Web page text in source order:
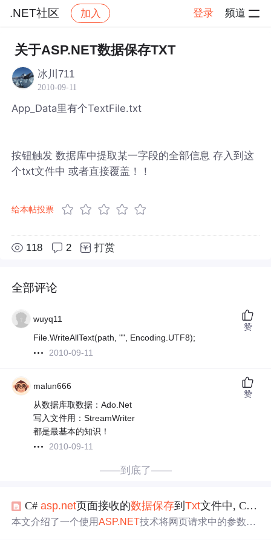
.NET社区 加入 登录 频道
社区 .NET社区 帖子详情
关于ASP.NET数据保存TXT
冰川711
2010-09-11
App_Data里有个TextFile.txt
按钮触发 数据库中提取某一字段的全部信息 存入到这
个txt文件中 或者直接覆盖！！
给本帖投票
118 2 打赏
全部评论
wuyq11
File.WriteAllText(path, "", Encoding.UTF8);
2010-09-11
赞
malun666
从数据库取数据：Ado.Net
写入文件用：StreamWriter
都是最基本的知识！
2010-09-11
赞
——到底了——
C#asp.net页面接收的数据保存到Txt文件中, C#将
本文介绍了一个使用ASP.NET技术将网页请求中的参数值